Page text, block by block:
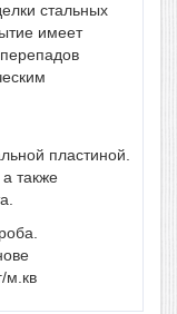
стальных
имеет
пластиной.
также
м.кв